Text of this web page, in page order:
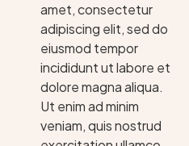
amet, consectetur
adipiscing elit, sed do
eiusmod tempor
incididunt ut labore et
dolore magna aliqua.
Ut enim ad minim
veniam, quis nostrud